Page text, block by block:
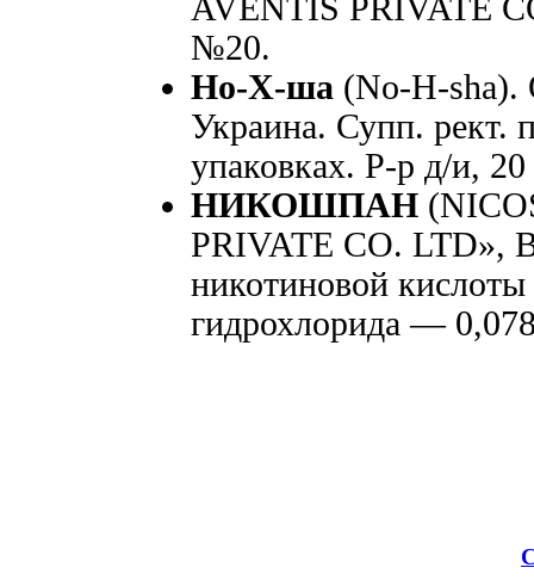
AVENTIS PRIVATE
№20.
Но-Х-ша (No-H-
Украина. Супп. рект.
упаковках. Р-р д/и,
НИКОШПАН
PRIVATE CO. LTD»,
никотиновой
гидрохлорида —